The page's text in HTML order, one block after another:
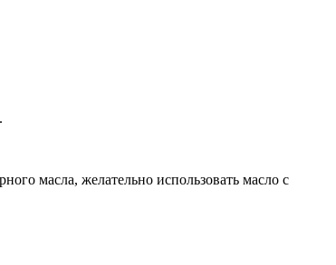
масла, желательно использовать масло с